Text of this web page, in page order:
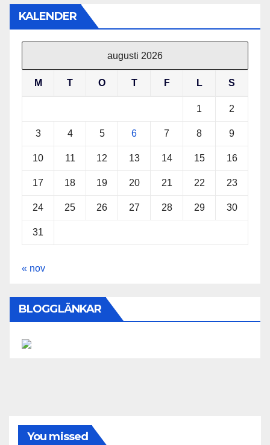
KALENDER
augusti 2026
M T O T F L S
1 2
3 4 5 6 7 8 9
10 11 12 13 14 15 16
17 18 19 20 21 22 23
24 25 26 27 28 29 30
31
« nov
BLOGGLÄNKAR
You missed